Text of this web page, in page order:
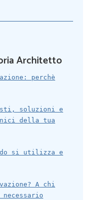
Architetto
perchè
soluzioni e
della tua
si utilizza e
A chi
necessario